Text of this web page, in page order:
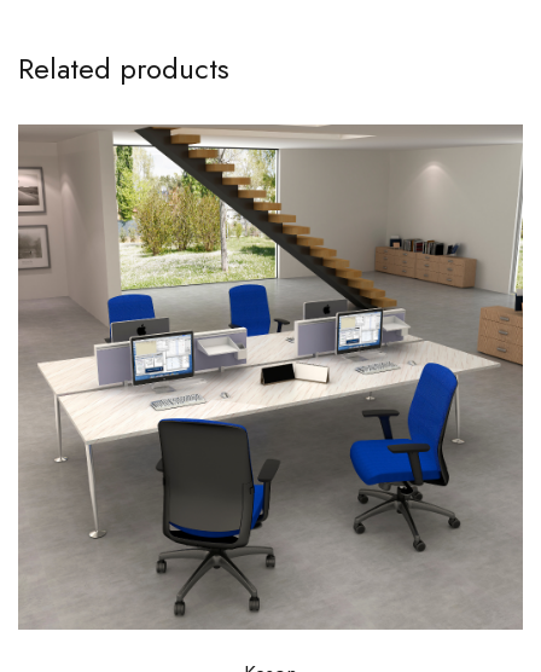
Related products